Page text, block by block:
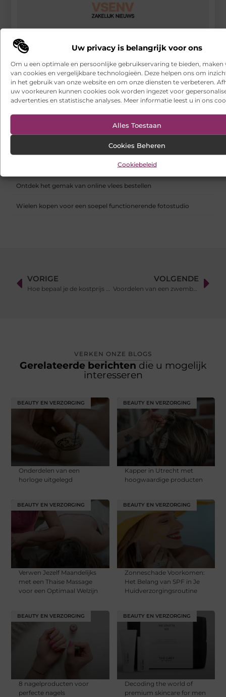
Uw privacy is belangrijk voor ons
Om u een optimale en persoonlijke gebruikservaring te bieden, maken
van cookies en vergelijkbare technologieën. Deze helpen ons om
in het gebruik van onze website en om onze diensten te verbeteren.
uw voorkeuren kunnen cookies ook worden ingezet voor
advertenties en statistische analyses. Meer informatie leest u in ons
Alles Toestaan
Cookies Beheren
Cookiebeleid
RECENTE BERICHTEN
Hoe franchiseketens lokale Google Ads budgetten centraal en
efficiënt beheren
Websites laten maken: wat u moet weten voordat u begint
Ontdek het gemak van online vlees bestellen
Wielen kopen voor een soepel functionerende fotostudio
VORIGE
Hoe bepaal je de kostprijs van een product?
VOLGENDE
Voordelen van een zwembad in de tuin
VERKEN ONZE BLOGS
Gerelateerde berichten die u mogelijk
interesseren
BEAUTY EN VERZORGING
Onderdelen van een
horloge uitgelegd
BEAUTY EN VERZORGING
Kapper in Utrecht met
hoogwaardige producten
BEAUTY EN VERZORGING
Verwen Jezelf Maandelijks
met een Thaise Massage
voor een Optimaal Welzijn
BEAUTY EN VERZORGING
Zonneschade Voorkomen:
Het Belang van SPF in Je
Huidverzorgingsroutine
BEAUTY EN VERZORGING
8 nagelproducten voor
perfecte nagels
BEAUTY EN VERZORGING
Decoding the world of
premium skincare for men